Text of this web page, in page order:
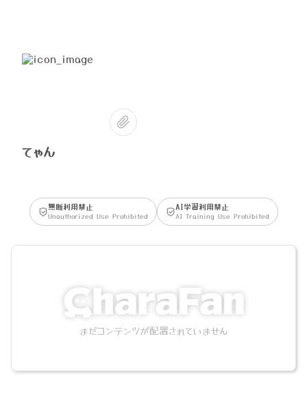
てゃん
無断利用禁止
Unauthorized Use Prohibited
AI学習利用禁止
AI Training Use Prohibited
まだコンテンツが配置されていません